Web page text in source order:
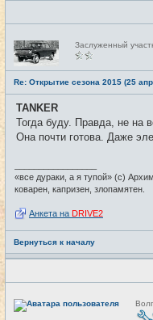
Н
е
в
е
т
и
Заслуженный
Re: Открытие сезона 2015 (25
TANKER
Тогда буду. Правда, не на
Она почти готова. Даже
«все дураки, а я тупой» (с)
коварен, капризен, злопамятен.
Анкета на DRIVE2
Вернуться к началу
Н
е